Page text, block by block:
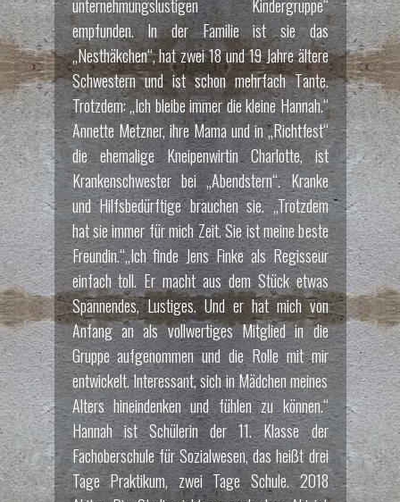
unternehmungslustigen Kindergruppe“
empfunden. In der Familie ist sie das
„Nesthäkchen“, hat zwei 18 und 19 Jahre ältere
Schwestern und ist schon mehrfach Tante.
Trotzdem: „Ich bleibe immer die kleine Hannah.“
Annette Metzner, ihre Mama und in „Richtfest“
die ehemalige Kneipenwirtin Charlotte, ist
Krankenschwester bei „Abendstern“. Kranke
und Hilfsbedürftige brauchen sie. „Trotzdem
hat sie immer für mich Zeit. Sie ist meine beste
Freundin.“„Ich finde Jens Finke als Regisseur
einfach toll. Er macht aus dem Stück etwas
Spannendes, Lustiges. Und er hat mich von
Anfang an als vollwertiges Mitglied in die
Gruppe aufgenommen und die Rolle mit mir
entwickelt. Interessant, sich in Mädchen meines
Alters hineindenken und fühlen zu können.“
Hannah ist Schülerin der 11. Klasse der
Fachoberschule für Sozialwesen, das heißt drei
Tage Praktikum, zwei Tage Schule. 2018